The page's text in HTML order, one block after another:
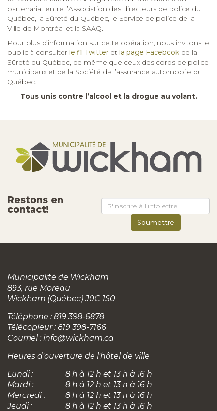
partenariat entre l’Association des directeurs de police du
Québec, la Sûreté du Québec, le Service de police de la
Ville de Montréal et la SAAQ.
Pour plus d’information sur cette opération, nous invitons le
public à consulter le fil Twitter et la page Facebook de la
Sûreté du Québec, de même que ceux des corps de police
municipaux et de la Société de l’assurance automobile du
Québec.
Tous unis contre l’alcool et la drogue au volant.
Restons en
contact!
Municipalité de Wickham
893, rue Moreau
Wickham (Québec) J0C 1S0
Téléphone : 819 398-6878
Télécopieur : 819 398-7166
Courriel : info@wickham.ca
Heures d'ouverture de l'hôtel de ville
Lundi :
8 h à 12 h et 13 h à 16 h
Mardi :
8 h à 12 h et 13 h à 16 h
Mercredi :
8 h à 12 h et 13 h à 16 h
Jeudi :
8 h à 12 h et 13 h à 16 h